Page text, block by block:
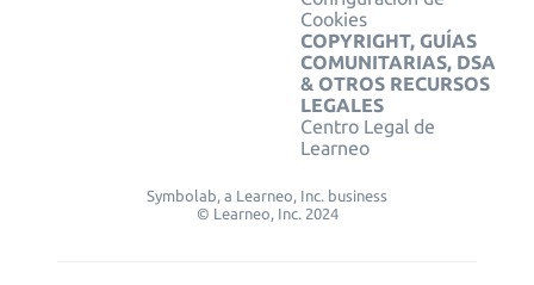
Cookies
COPYRIGHT, GUÍAS
COMUNITARIAS, DSA
& OTROS RECURSOS
LEGALES
Centro Legal de
Learneo
Symbolab, a Learneo, Inc. business
© Learneo, Inc. 2024